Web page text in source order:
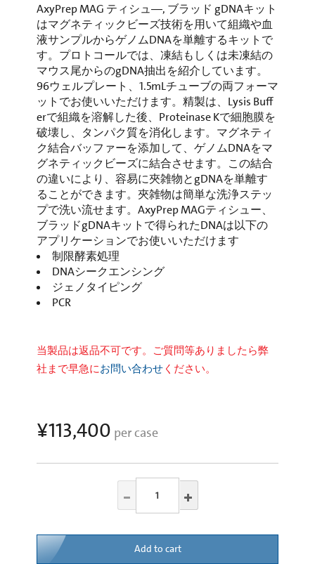
AxyPrep MAG ティシュ―, ブラッド gDNAキット
はマグネティックビーズ技術を用いて組織や血
液サンプルからゲノムDNAを単離するキットで
す。プロトコールでは、凍結もしくは未凍結の
マウス尾からのgDNA抽出を紹介しています。
96ウェルプレート、1.5mLチューブの両フォーマ
ットでお使いいただけます。精製は、Lysis Buff
erで組織を溶解した後、Proteinase Kで細胞膜を
破壊し、タンパク質を消化します。マグネティ
ク結合バッファーを添加して、ゲノムDNAをマ
グネティックビーズに結合させます。この結合
の違いにより、容易に夾雑物とgDNAを単離す
ることができます。夾雑物は簡単な洗浄ステッ
プで洗い流せます。AxyPrep MAGティシュー、
ブラッドgDNAキットで得られたDNAは以下の
アプリケーションでお使いいただけます
制限酵素処理
DNAシークエンシング
ジェノタイピング
PCR
当製品は返品不可です。ご質問等ありましたら弊
社まで早急にお問い合わせ ください。
¥113,400 per case
Add to cart